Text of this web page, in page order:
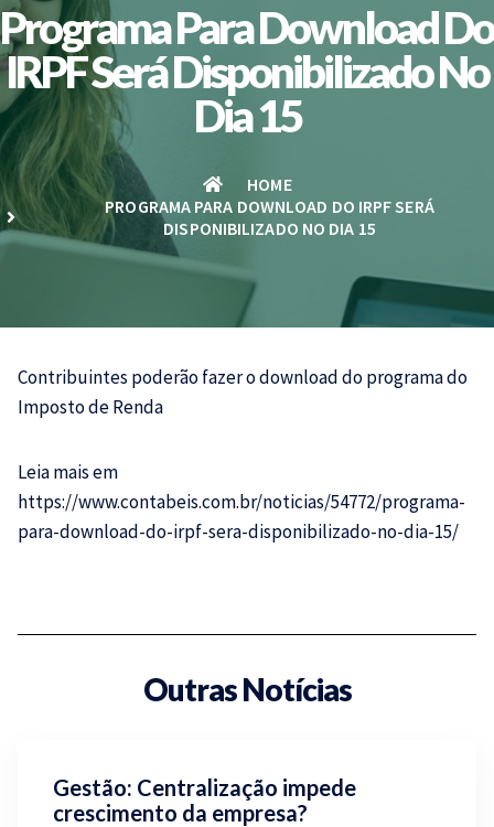
Programa Para Download Do
IRPF Será Disponibilizado No
Dia 15
HOME
PROGRAMA PARA DOWNLOAD DO IRPF SERÁ
DISPONIBILIZADO NO DIA 15
Contribuintes poderão fazer o download do programa do
Imposto de Renda
Leia mais em
https://www.contabeis.com.br/noticias/54772/programa-
para-download-do-irpf-sera-disponibilizado-no-dia-15/
Outras Notícias
Gestão: Centralização impede
crescimento da empresa?